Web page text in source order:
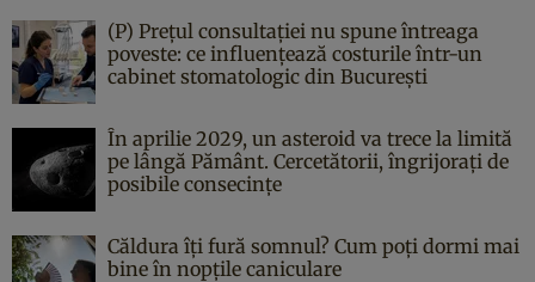
(P) Prețul consultației nu spune întreaga
poveste: ce influențează costurile într-un
cabinet stomatologic din București
În aprilie 2029, un asteroid va trece la limită
pe lângă Pământ. Cercetătorii, îngrijorați de
posibile consecințe
Căldura îți fură somnul? Cum poți dormi mai
bine în nopțile caniculare